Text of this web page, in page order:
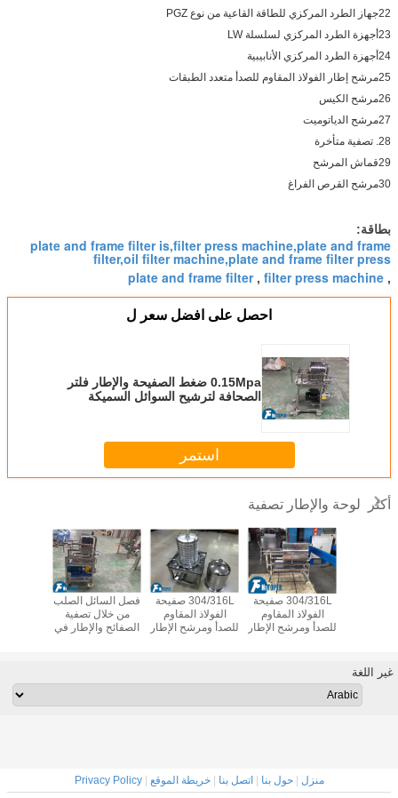
22جهاز الطرد المركزي للطاقة القاعية من نوع PGZ
23أجهزة الطرد المركزي لسلسلة LW
24أجهزة الطرد المركزي الأنابيبية
25مرشح إطار الفولاذ المقاوم للصدأ متعدد الطبقات
26مرشح الكيس
27مرشح الدياتوميت
28. تصفية متأخرة
29قماش المرشح
30مرشح القرص الفراغ
بطاقة:
plate and frame filter is,filter press machine,plate and frame
filter,oil filter machine,plate and frame filter press
,
filter press machine
,
plate and frame filter
احصل على افضل سعر ل
0.15Mpa ضغط الصفيحة والإطار فلتر
الصحافة لترشيح السوائل السميكة
استمر
أكثر لوحة والإطار تصفية
فصل السائل الصلب
من خلال تصفية
الصفائح والإطار في
304/316L صفيحة
الفولاذ المقاوم
للصدأ ومرشح الإطار
304/316L صفيحة
الفولاذ المقاوم
للصدأ ومرشح الإطار
غير اللغة
منزل |حول بنا اتصل بنا |خريطة الموقع |
Privacy Policy